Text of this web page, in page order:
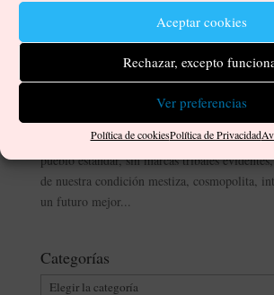
Aceptar cookies
Rechazar, excepto
Ver preferencias
Política de cookiesPolítica de Privacidad
Encuentros con la creatividad: Ángel
Damián José Ortega Gutiérrez| Dic 19,
Encuentros con la creatividad,Libros|0
trabajarlo mucho más, si no queremos
pueblo estándar, sin marcas tribales
de nuestra condición mestiza, cosmopolita,
un futuro mejor...
Categorías
Categorías